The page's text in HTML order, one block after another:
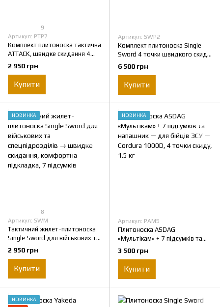
9
Артикул: PTP7
Комплект плитоноска тактична
ATTACK, швидке скидання 4
точки, 7 підсумків та напашник.
Піксель.
2 950 грн
Купити
Артикул: SWP2
Комплект плитоноска Single
Sword 4 точки швидкого скиду
+ РПС + 14 підсумків. Піксель.
6 500 грн
Купити
НОВИНКА
8
Артикул: SWM
Тактичний жилет-плитоноска
Single Sword для військових та
спецпідрозділів → швидке
скидання, комфортна
підкладка, 7 підсумків
2 950 грн
Купити
НОВИНКА
Артикул: PAM5
Плитоноска ASDAG
«Мультікам» + 7 підсумків та
напашник — для бійців ЗСУ —
Cordura 1000D, 4 точки скиду,
1.5 кг
3 500 грн
Купити
НОВИНКА